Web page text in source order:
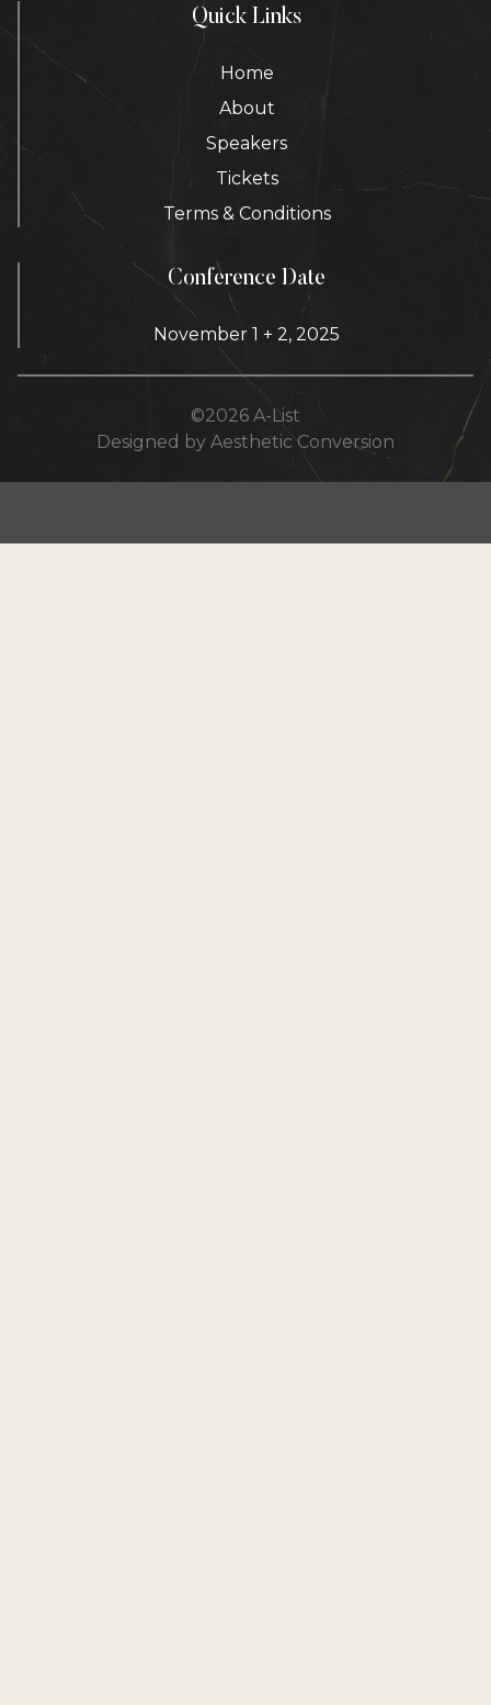
Quick Links
Home
About
Speakers
Tickets
Terms & Conditions
Conference Date
November 1 + 2, 2025
©2026 A-List
Designed by Aesthetic Conversion